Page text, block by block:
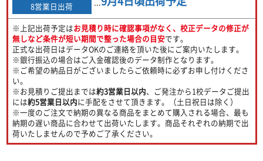
8営業日出荷
※上記出荷予定はお見積り時に確認事項がなく、校正データの修正が
無しなど条件が短い期間で整った場合の目安です。
正式な出荷日はデータOKのご連絡を頂いた後にご案内いたします。
※銀行振込の場合はご入金確認後のデータ制作となります。
※ご希望の納品日がございましたらご依頼時に必ずお申し付けくださ
い。
※お見積りご提出までは約3営業日以内、ご発注から1校データご提出
には約5営業日以内に手配をさせて頂きます。（土日祝日は除く）
※一度のご注文で納期の異なる商品をまとめて購入される場合、最も
納期の遅い商品に合わせて出荷いたします。商品それぞれの納期で出
荷いたしませんので予めご了承ください。